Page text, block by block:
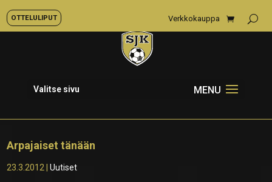
OTTELULIPUT Verkkokauppa
Valitse sivu
Arpajaiset tänään
23.3.2012 |Uutiset